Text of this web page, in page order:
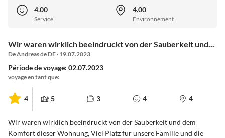
4.00
Service
4.00
Environnement
Wir waren wirklich beeindruckt von der Sauberkeit und...
De Andreas de DE · 19.07.2023
Période de voyage: 02.07.2023
voyage en tant que:
4 5 3 4 4
Wir waren wirklich beeindruckt von der Sauberkeit und dem
Komfort dieser Wohnung, Viel Platz für unsere Familie und die